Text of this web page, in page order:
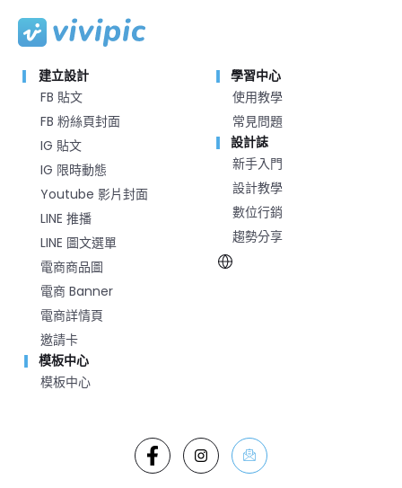
建立設計
FB 貼文
FB 粉絲頁封面
IG 貼文
IG 限時動態
Youtube 影片封面
LINE 推播
LINE 圖文選單
電商商品圖
電商 Banner
電商詳情頁
邀請卡
模板中心
模板中心
學習中心
使用教學
常見問題
設計誌
新手入門
設計教學
數位行銷
趨勢分享